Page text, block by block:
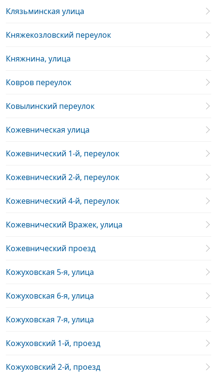
Клязьминская улица
Княжекозловский переулок
Княжнина, улица
Ковров переулок
Ковылинский переулок
Кожевническая улица
Кожевнический 1-й, переулок
Кожевнический 2-й, переулок
Кожевнический 4-й, переулок
Кожевнический Вражек, улица
Кожевнический проезд
Кожуховская 5-я, улица
Кожуховская 6-я, улица
Кожуховская 7-я, улица
Кожуховский 1-й, проезд
Кожуховский 2-й, проезд